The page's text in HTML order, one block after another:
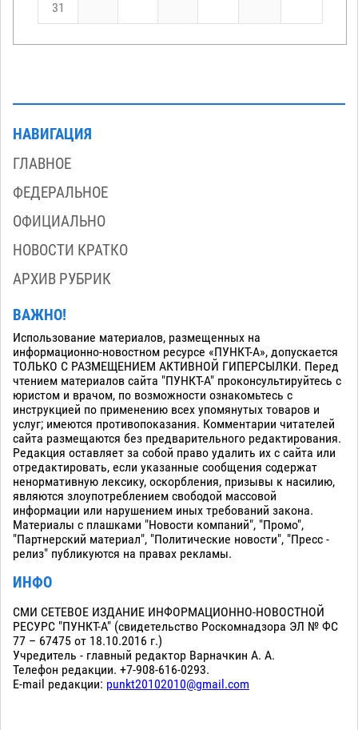
31
НАВИГАЦИЯ
ГЛАВНОЕ
ФЕДЕРАЛЬНОЕ
ОФИЦИАЛЬНО
НОВОСТИ КРАТКО
АРХИВ РУБРИК
ВАЖНО!
Использование материалов, размещенных на
информационно-новостном ресурсе «ПУНКТ-А», допускается
ТОЛЬКО С РАЗМЕЩЕНИЕМ АКТИВНОЙ ГИПЕРСЫЛКИ. Перед
чтением материалов сайта "ПУНКТ-А" проконсультируйтесь с
юристом и врачом, по возможности ознакомьтесь с
инструкцией по применению всех упомянутых товаров и
услуг; имеются противопоказания. Комментарии читателей
сайта размещаются без предварительного редактирования.
Редакция оставляет за собой право удалить их с сайта или
отредактировать, если указанные сообщения содержат
ненормативную лексику, оскорбления, призывы к насилию,
являются злоупотреблением свободой массовой
информации или нарушением иных требований закона.
Материалы с плашками "Новости компаний", "Промо",
"Партнерский материал", "Политические новости", "Пресс -
релиз" публикуются на правах рекламы.
ИНФО
СМИ СЕТЕВОЕ ИЗДАНИЕ ИНФОРМАЦИОННО-НОВОСТНОЙ
РЕСУРС "ПУНКТ-А" (свидетельство Роскомнадзора ЭЛ № ФС
77 – 67475 от 18.10.2016 г.)
Учредитель - главный редактор Варначкин А. А.
Телефон редакции. +7-908-616-0293.
E-mail редакции: punkt20102010@gmail.com